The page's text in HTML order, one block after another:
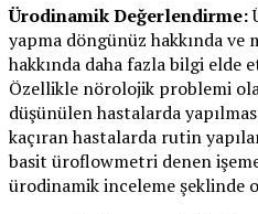
Ürodinamik Değerlendirme:
yapma döngünüz hakkında ve
hakkında daha fazla bilgi elde
Özellikle nörolojik problemi
düşünülen hastalarda
kaçıran hastalarda rutin
basit üroflowmetri denen
ürodinamik inceleme şeklinde